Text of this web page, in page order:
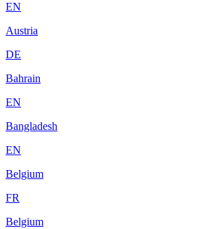
EN
Austria
DE
Bahrain
EN
Bangladesh
EN
Belgium
FR
Belgium